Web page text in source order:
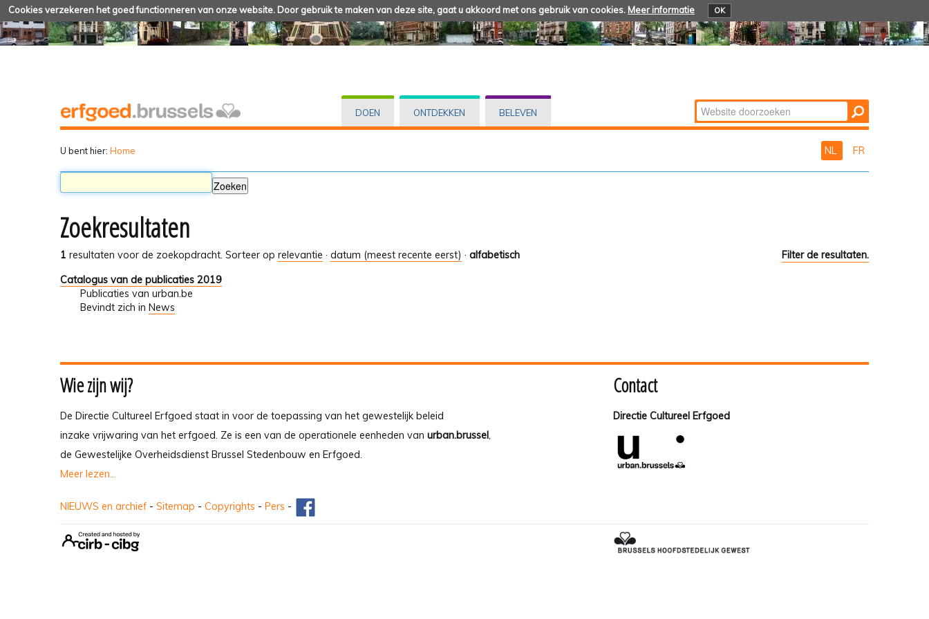
Cookies verzekeren het goed functionneren van onze website. Door gebruik te maken van deze site, gaat u akkoord met ons gebruik van cookies. Meer informatie OK
DOEN ONTDEKKEN BELEVEN Zoek
Geavanceerd
U bent hier: Home NL FR
Zoekresultaten
1 resultaten voor de zoekopdracht. Filter de resultaten.
Sorteer op relevantie · datum (meest recente eerst) · alfabetisch
Catalogus van de publicaties 2019
Publicaties van urban.be
Bevindt zich in News
Wie zijn wij?
De Directie Cultureel Erfgoed staat in voor de toepassing van het gewestelijk beleid
inzake vrijwaring van het erfgoed. Ze is een van de operationele eenheden van urban.brussel,
de Gewestelijke Overheidsdienst Brussel Stedenbouw en Erfgoed.
Meer lezen...
Contact
Directie Cultureel Erfgoed
NIEUWS en archief - Sitemap - Copyrights - Pers -